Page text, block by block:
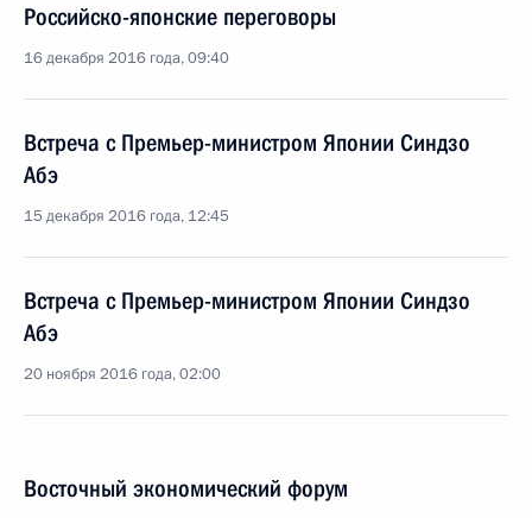
Российско-японские переговоры
16 декабря 2016 года, 09:40
Встреча с Премьер-министром Японии Синдзо
Абэ
15 декабря 2016 года, 12:45
Встреча с Премьер-министром Японии Синдзо
Абэ
20 ноября 2016 года, 02:00
Восточный экономический форум